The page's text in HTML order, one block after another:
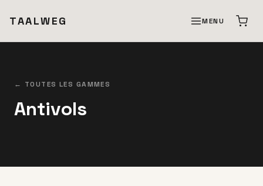
TAALWEG MENU
← TOUTES LES GAMMES
Antivols